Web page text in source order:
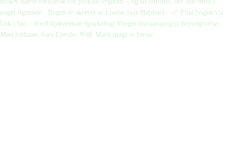
Mød forfatter Sara Ejersbo 👋🏼 Mørk magi er første